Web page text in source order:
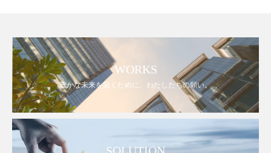
WORKS
豊かな未来を築くために。わたしたちの願い。
SOLUTION